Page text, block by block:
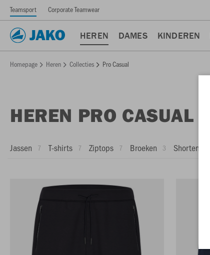
Teamsport Corporate Teamwear
HEREN DAMES KINDEREN
Homepage Heren Collecties Pro Casual
HEREN PRO CASUAL
Jassen 7 T-shirts 7 Ziptops 7 Broeken 3 Shorten